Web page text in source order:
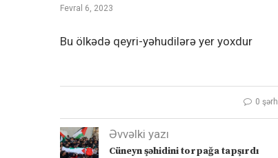
Fevral 6, 2023
Bu ölkədə qeyri-yəhudilərə yer yoxdur
0 şərh
Əvvəlki yazı
Cüneyn şəhidini torpağa tapşırdı